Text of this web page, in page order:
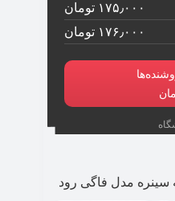
۱۷۵٫۰۰۰ تومان
۱۷۶٫۰۰۰ تومان